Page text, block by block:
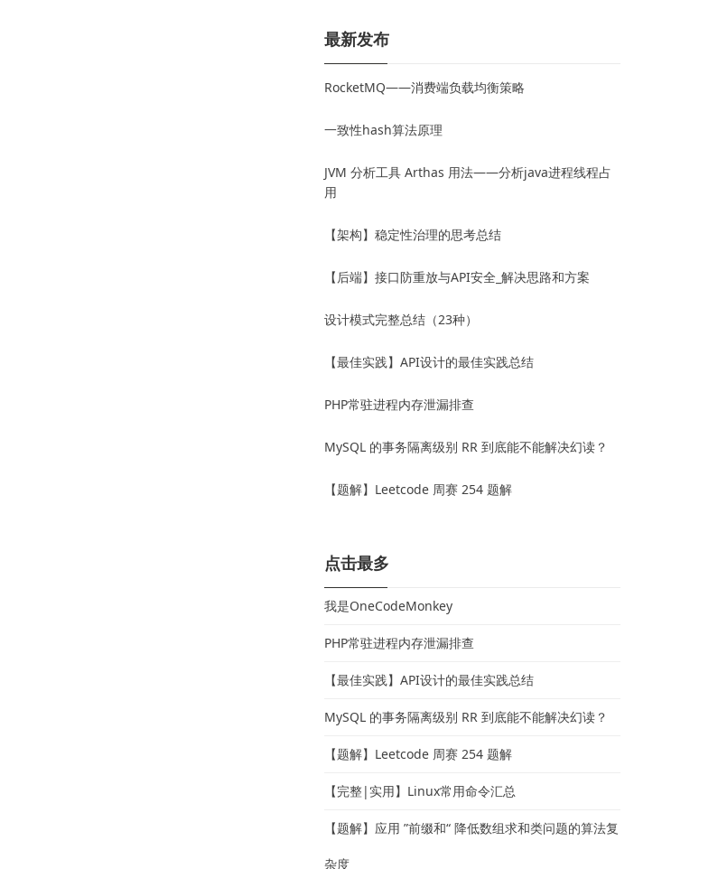
最新发布
RocketMQ——消费端负载均衡策略
一致性hash算法原理
JVM 分析工具 Arthas 用法——分析java进程线程占
用
【架构】稳定性治理的思考总结
【后端】接口防重放与API安全_解决思路和方案
设计模式完整总结（23种）
【最佳实践】API设计的最佳实践总结
PHP常驻进程内存泄漏排查
MySQL 的事务隔离级别 RR 到底能不能解决幻读？
【题解】Leetcode 周赛 254 题解
点击最多
我是OneCodeMonkey
PHP常驻进程内存泄漏排查
【最佳实践】API设计的最佳实践总结
MySQL 的事务隔离级别 RR 到底能不能解决幻读？
【题解】Leetcode 周赛 254 题解
【完整|实用】Linux常用命令汇总
【题解】应用 ”前缀和“ 降低数组求和类问题的算法复
杂度